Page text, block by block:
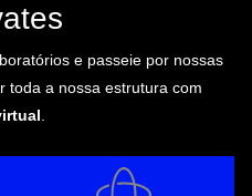
e passeie por nossas
toda a nossa estrutura com